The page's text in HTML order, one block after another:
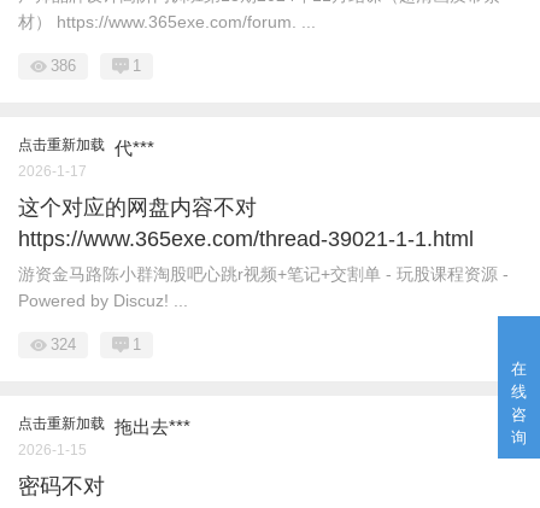
在
线
咨
询
材） https://www.365exe.com/forum. ...
386 1
点击重新加载 代***
2026-1-17
这个对应的网盘内容不对
https://www.365exe.com/thread-39021-1-1.html
游资金马路陈小群淘股吧心跳r视频+笔记+交割单 - 玩股课程资源 -
Powered by Discuz! ...
324 1
点击重新加载 拖出去***
2026-1-15
密码不对